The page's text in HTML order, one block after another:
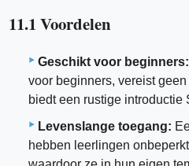
11.1 Voordelen
Geschikt voor beginners:
voor beginners, vereist
biedt een rustige introductie
Levenslange toegang:
hebben leerlingen